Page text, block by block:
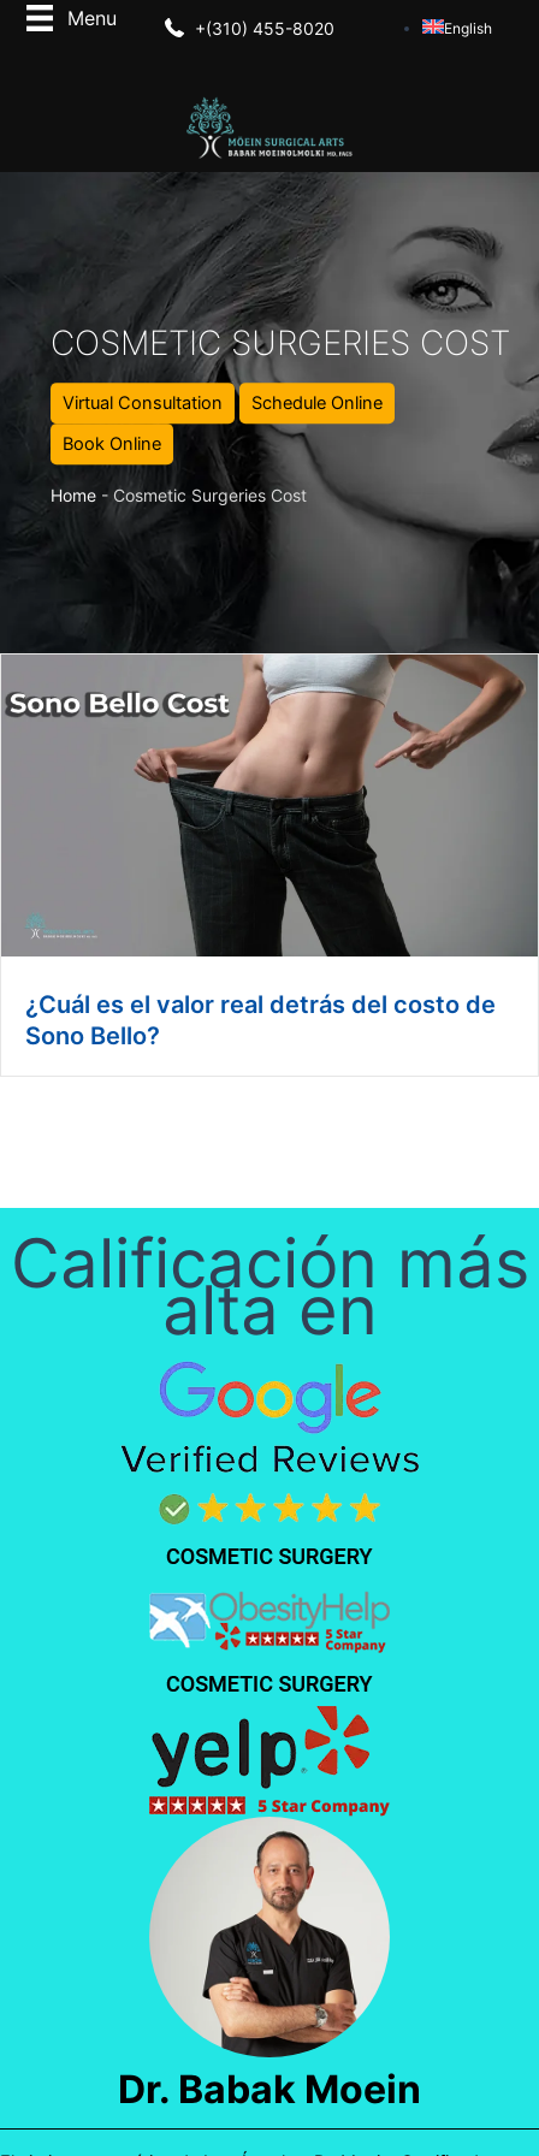
English
+(310) 455-8020
COSMETIC SURGERIES COST
Virtual Consultation
Schedule Online
Book Online
Home -Cosmetic Surgeries Cost
¿Cuál es el valor real detrás del costo de
Sono Bello?
Calificación más
alta en
Dr. Babak Moein